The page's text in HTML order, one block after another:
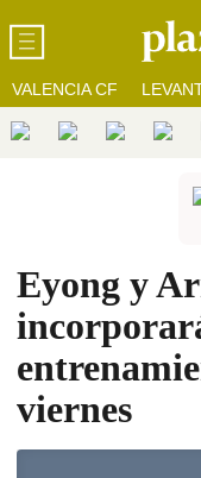
VALENCIA CF
Eyong y
viernes